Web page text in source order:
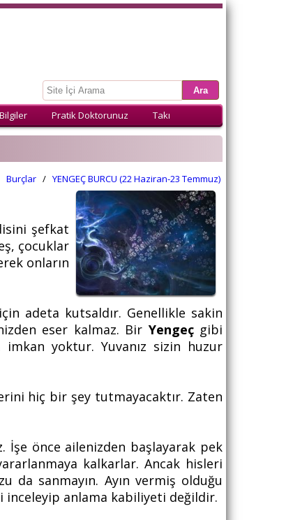
Pratik Doktorunuz Takı
YENGEÇ BURCU (22 Haziran-23 Temmuz)
/
Burçlar
şefkat
çocuklar
onların
adeta kutsaldır. Genellikle sakin
eser kalmaz. Bir Yengeçgibi
imkan yoktur. Yuvanız sizin huzur
hiç bir şey tutmayacaktır. Zaten
İşe önce ailenizden başlayarak pek
kalkarlar. Ancak hisleri
da sanmayın. Ayın vermiş olduğu
inceleyip anlama kabiliyeti değildir.